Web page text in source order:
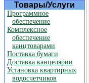
Товары/Услуги
Программное
обеспечение
Комплексное
обеспечение
канцтоварами
Поставка бумаги
Доставка канцелярии
Установка квартирных
водосчетчиков